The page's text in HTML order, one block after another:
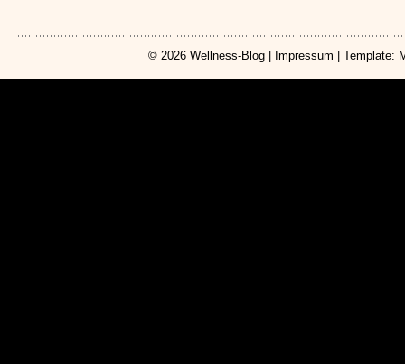
© 2026 Wellness-Blog Impressum | Template: